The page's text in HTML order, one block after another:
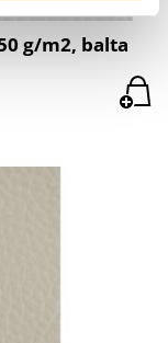
g/m2, balta